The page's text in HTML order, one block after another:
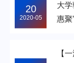
20
2020-05
大
惠聚
【